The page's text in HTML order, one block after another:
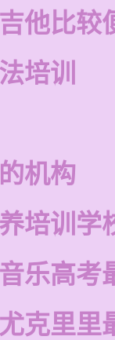
他比较
培训
机构
培训学
乐高考
克里里